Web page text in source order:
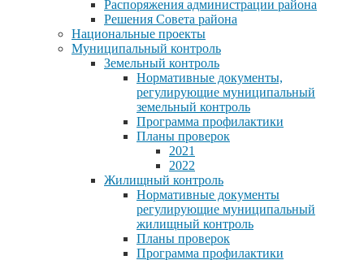
Распоряжения администрации района
Решения Совета района
Национальные проекты
Муниципальный контроль
Земельный контроль
Нормативные документы,
регулирующие муниципальный
земельный контроль
Программа профилактики
Планы проверок
2021
2022
Жилищный контроль
Нормативные документы
регулирующие муниципальный
жилищный контроль
Планы проверок
Программа профилактики